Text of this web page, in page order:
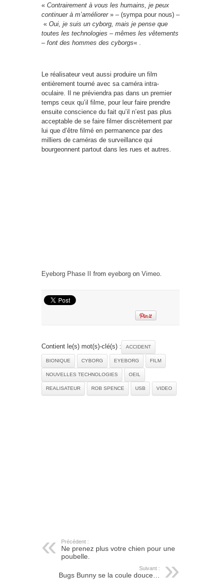
« Contrairement à vous les humains, je peux
continuer à m’améliorer» – (sympa pour nous) –
« Oui, je suis un cyborg, mais je pense que
toutes les technologies – mêmes les vêtements
– font des hommes des cyborgs« .
Le réalisateur veut aussi produire un film
entièrement tourné avec sa caméra intra-
oculaire. Il ne préviendra pas dans un premier
temps ceux qu’il filme, pour leur faire prendre
ensuite conscience du fait qu’il n’est pas plus
acceptable de se faire filmer discrètement par
lui que d’être filmé en permanence par des
milliers de caméras de surveillance qui
bourgeonnent partout dans les rues et autres.
Eyeborg Phase II from eyeborg on Vimeo.
Contient le(s) mot(s)-clé(s) : ACCIDENT
BIONIQUE CYBORG EYEBORG FILM
NOUVELLES TECHNOLOGIES OEIL
REALISATEUR ROB SPENCE USB VIDEO
Précédent :
Ne prenez plus votre chien pour une
poubelle.
Suivant :
Bugs Bunny se la coule douce…